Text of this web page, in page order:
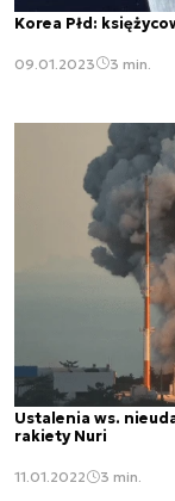
Korea Płd:
09.01.2023 3 min.
Ustalenia ws.
rakiety Nuri
11.01.2022 3 min.